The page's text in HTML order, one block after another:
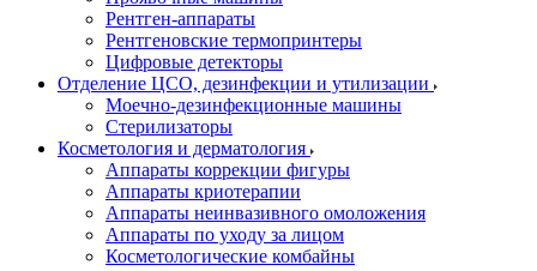
Рентген-аппараты
Рентгеновские термопринтеры
Цифровые детекторы
Отделение ЦСО, дезинфекции и утилизации
Моечно-дезинфекционные машины
Стерилизаторы
Косметология и дерматология
Аппараты коррекции фигуры
Аппараты криотерапии
Аппараты неинвазивного омоложения
Аппараты по уходу за лицом
Косметологические комбайны